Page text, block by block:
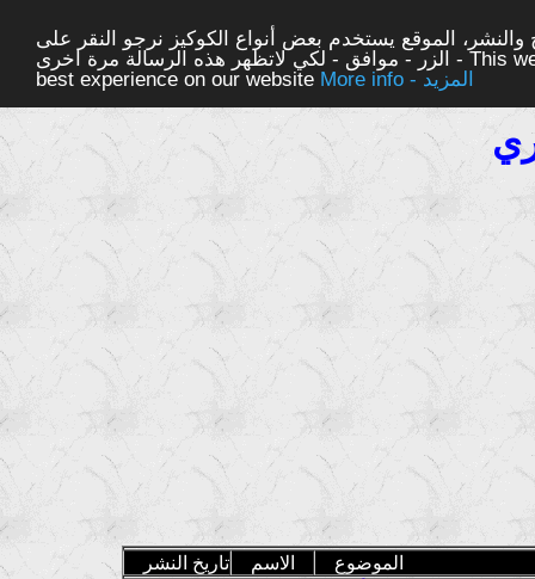
الموقع يستخدم بعض أنواع الكوكيز نرجو النقر على
الزر - موافق - لكي لاتظهر هذه الرسالة مرة اخرى - This website uses cookies to ensure you get the
best experience on our website
More info - المزيد
تاريخ النشر الاسم الموضوع